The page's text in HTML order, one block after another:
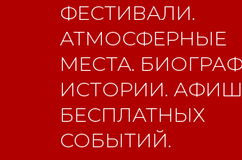
ФЕСТИВАЛИ.
АТМОСФЕРНЫЕ
МЕСТА.
ИСТОРИИ.
БЕСПЛАТНЫХ
СОБЫТИЙ.
Свидетельство о